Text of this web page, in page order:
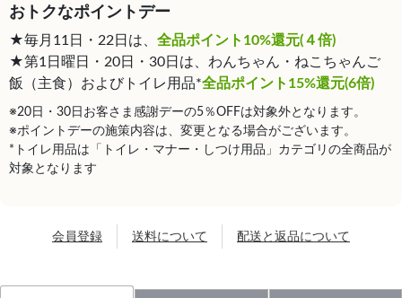
おトクなポイントデー
★毎月11日・22日は、 全品ポイント10%還元(４倍)
★第1日曜日・20日・30日は、わんちゃん・ねこちゃんご
飯（主食）およびトイレ用品*全品ポイント15%還元(6倍)
※20日・30日お客さま感謝デーの5％OFFは対象外となります。
※ポイントデーの施策内容は、変更となる場合がございます。
*トイレ用品は「トイレ・マナー・しつけ用品」カテゴリの全商品が
対象となります
会員登録 送料について 配送と返品について